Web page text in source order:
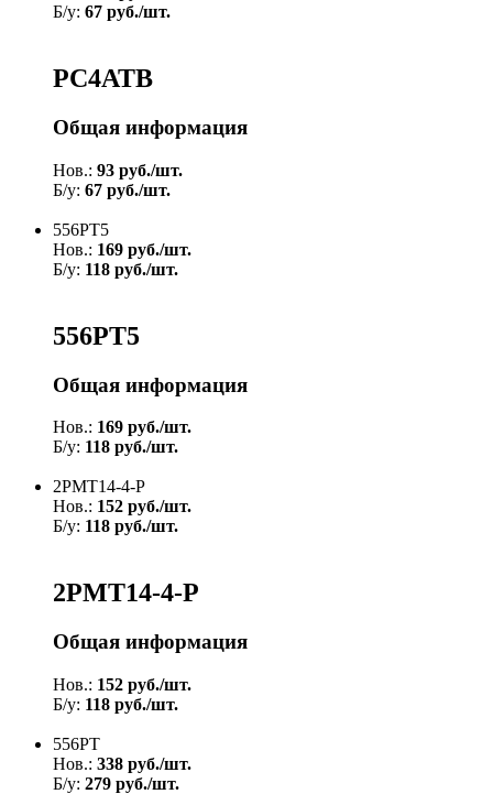
Б/у: 67 руб./шт.
РС4АТВ
Общая информация
Нов.: 93 руб./шт.
Б/у: 67 руб./шт.
556РТ5
Нов.: 169 руб./шт.
Б/у: 118 руб./шт.
556РТ5
Общая информация
Нов.: 169 руб./шт.
Б/у: 118 руб./шт.
2РМТ14-4-Р
Нов.: 152 руб./шт.
Б/у: 118 руб./шт.
2РМТ14-4-Р
Общая информация
Нов.: 152 руб./шт.
Б/у: 118 руб./шт.
556РТ
Нов.: 338 руб./шт.
Б/у: 279 руб./шт.